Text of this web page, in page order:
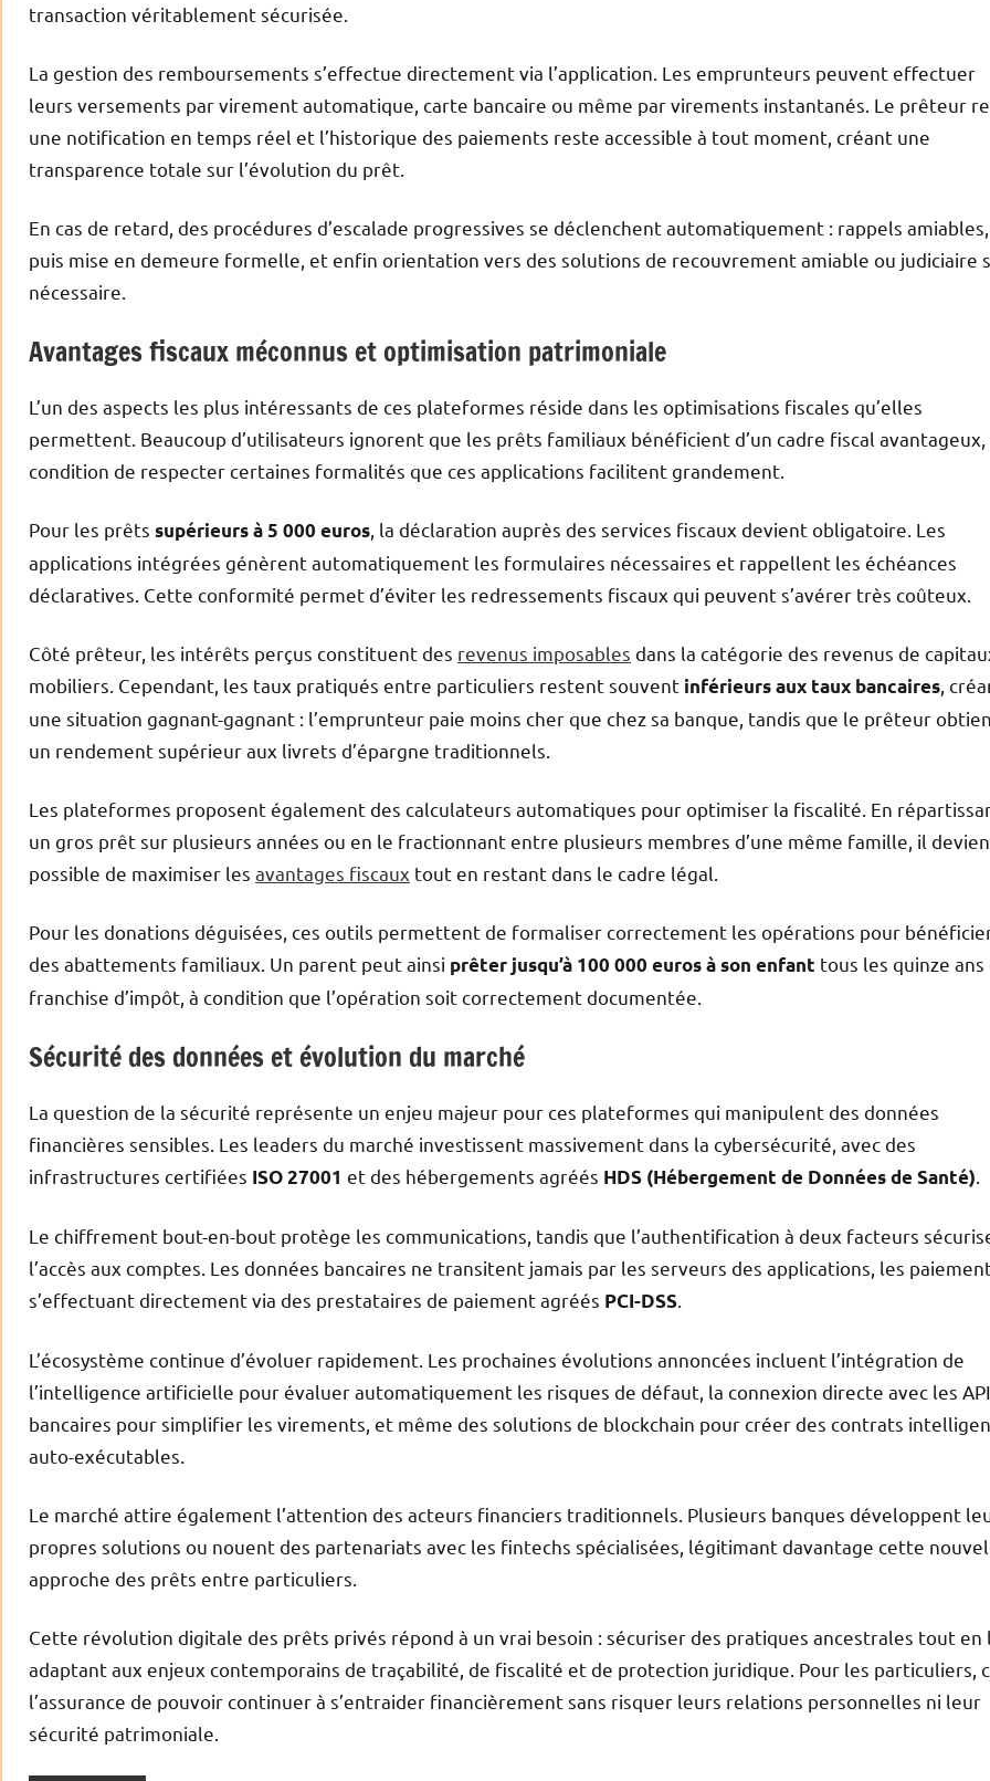
transaction véritablement sécurisée.
La gestion des remboursements s’effectue directement via l’application. Les emprunteurs peuvent effectuer
leurs versements par virement automatique, carte bancaire ou même par virements instantanés. Le prêteur
une notification en temps réel et l’historique des paiements reste accessible à tout moment, créant une
transparence totale sur l’évolution du prêt.
En cas de retard, des procédures d’escalade progressives se déclenchent automatiquement : rappels amiables,
puis mise en demeure formelle, et enfin orientation vers des solutions de recouvrement amiable ou judiciaire
nécessaire.
Avantages fiscaux méconnus et optimisation patrimoniale
L’un des aspects les plus intéressants de ces plateformes réside dans les optimisations fiscales qu’elles
permettent. Beaucoup d’utilisateurs ignorent que les prêts familiaux bénéficient d’un cadre fiscal avantageux,
condition de respecter certaines formalités que ces applications facilitent grandement.
Pour les prêts supérieurs à 5 000 euros , la déclaration auprès des services fiscaux devient obligatoire. Les
applications intégrées génèrent automatiquement les formulaires nécessaires et rappellent les échéances
déclaratives. Cette conformité permet d’éviter les redressements fiscaux qui peuvent s’avérer très coûteux.
Côté prêteur, les intérêts perçus constituent des revenus imposables dans la catégorie des revenus de
mobiliers. Cependant, les taux pratiqués entre particuliers restent souvent inférieurs aux taux bancaires ,
une situation gagnant-gagnant : l’emprunteur paie moins cher que chez sa banque, tandis que le prêteur
un rendement supérieur aux livrets d’épargne traditionnels.
Les plateformes proposent également des calculateurs automatiques pour optimiser la fiscalité. En
un gros prêt sur plusieurs années ou en le fractionnant entre plusieurs membres d’une même famille, il
possible de maximiser les avantages fiscaux tout en restant dans le cadre légal.
Pour les donations déguisées, ces outils permettent de formaliser correctement les opérations pour
des abattements familiaux. Un parent peut ainsi prêter jusqu’à 100 000 euros à son enfant tous les quinze ans
franchise d’impôt, à condition que l’opération soit correctement documentée.
Sécurité des données et évolution du marché
La question de la sécurité représente un enjeu majeur pour ces plateformes qui manipulent des données
financières sensibles. Les leaders du marché investissent massivement dans la cybersécurité, avec des
infrastructures certifiées ISO 27001 et des hébergements agréés HDS (Hébergement de Données de Santé)
Le chiffrement bout-en-bout protège les communications, tandis que l’authentification à deux facteurs
l’accès aux comptes. Les données bancaires ne transitent jamais par les serveurs des applications, les
s’effectuant directement via des prestataires de paiement agréés PCI-DSS
L’écosystème continue d’évoluer rapidement. Les prochaines évolutions annoncées incluent l’intégration de
l’intelligence artificielle pour évaluer automatiquement les risques de défaut, la connexion directe avec les API
bancaires pour simplifier les virements, et même des solutions de blockchain pour créer des contrats
auto-exécutables.
Le marché attire également l’attention des acteurs financiers traditionnels. Plusieurs banques développent
propres solutions ou nouent des partenariats avec les fintechs spécialisées, légitimant davantage cette
approche des prêts entre particuliers.
Cette révolution digitale des prêts privés répond à un vrai besoin : sécuriser des pratiques ancestrales tout en
adaptant aux enjeux contemporains de traçabilité, de fiscalité et de protection juridique. Pour les particuliers,
l’assurance de pouvoir continuer à s’entraider financièrement sans risquer leurs relations personnelles ni leur
sécurité patrimoniale.